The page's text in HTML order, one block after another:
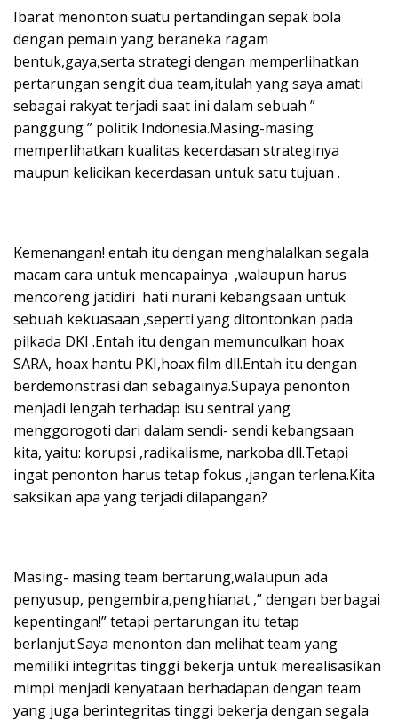
Ibarat menonton suatu pertandingan sepak bola
dengan pemain yang beraneka ragam
bentuk,gaya,serta strategi dengan memperlihatkan
pertarungan sengit dua team,itulah yang saya amati
sebagai rakyat terjadi saat ini dalam sebuah ”
panggung ” politik Indonesia.Masing-masing
memperlihatkan kualitas kecerdasan strateginya
maupun kelicikan kecerdasan untuk satu tujuan .
Kemenangan! entah itu dengan menghalalkan segala
macam cara untuk mencapainya ,walaupun harus
mencoreng jatidiri hati nurani kebangsaan untuk
sebuah kekuasaan ,seperti yang ditontonkan pada
pilkada DKI .Entah itu dengan memunculkan hoax
SARA, hoax hantu PKI,hoax film dll.Entah itu dengan
berdemonstrasi dan sebagainya.Supaya penonton
menjadi lengah terhadap isu sentral yang
menggorogoti dari dalam sendi- sendi kebangsaan
kita, yaitu: korupsi ,radikalisme, narkoba dll.Tetapi
ingat penonton harus tetap fokus ,jangan terlena.Kita
saksikan apa yang terjadi dilapangan?
Masing- masing team bertarung,walaupun ada
penyusup, pengembira,penghianat ,” dengan berbagai
kepentingan!” tetapi pertarungan itu tetap
berlanjut.Saya menonton dan melihat team yang
memiliki integritas tinggi bekerja untuk merealisasikan
mimpi menjadi kenyataan berhadapan dengan team
yang juga berintegritas tinggi bekerja dengan segala